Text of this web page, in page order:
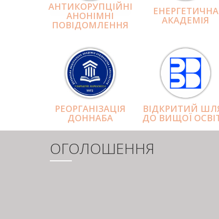
АНТИКОРУПЦІЙНІ
АНОНІМНІ
ПОВІДОМЛЕННЯ
ЕНЕРГЕТИЧНА
АКАДЕМІЯ
РЕОРГАНІЗАЦІЯ
ДОННАБА
ВІДКРИТИЙ
ДО ВИЩОЇ
ОГОЛОШЕННЯ